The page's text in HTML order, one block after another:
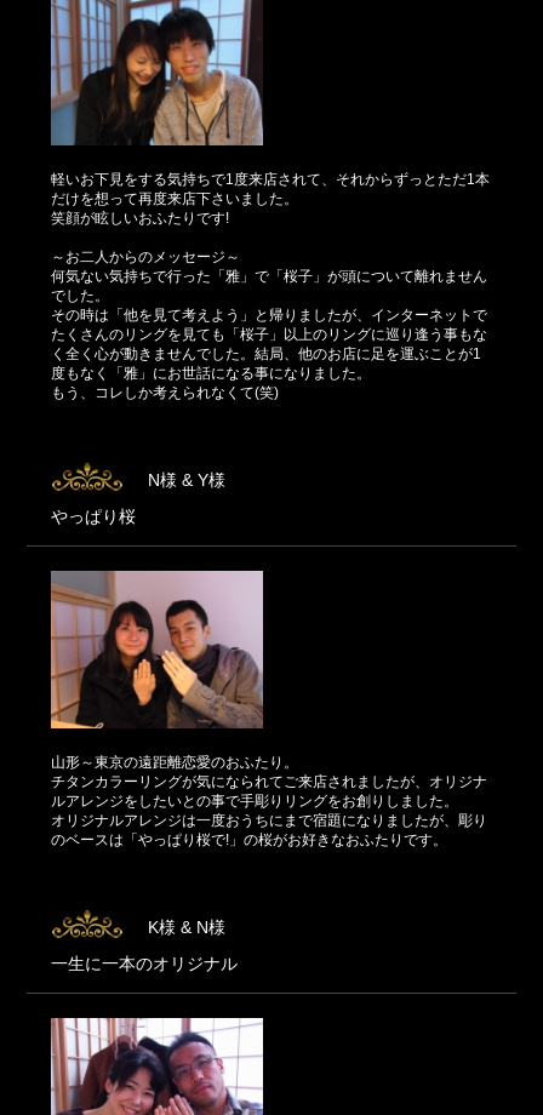
軽いお下見をする気持ちで1度来店されて、それからずっとただ1本
だけを想って再度来店下さいました。
笑顔が眩しいおふたりです!
～お二人からのメッセージ～
何気ない気持ちで行った「雅」で「桜子」が頭について離れません
でした。
その時は「他を見て考えよう」と帰りましたが、インターネットで
たくさんのリングを見ても「桜子」以上のリングに巡り逢う事もな
く全く心が動きませんでした。結局、他のお店に足を運ぶことが1
度もなく「雅」にお世話になる事になりました。
もう、コレしか考えられなくて(笑)
N様 & Y様
やっぱり桜
山形～東京の遠距離恋愛のおふたり。
チタンカラーリングが気になられてご来店されましたが、オリジナ
ルアレンジをしたいとの事で手彫りリングをお創りしました。
オリジナルアレンジは一度おうちにまで宿題になりましたが、彫り
のベースは「やっぱり桜で!」の桜がお好きなおふたりです。
K様 & N様
一生に一本のオリジナル